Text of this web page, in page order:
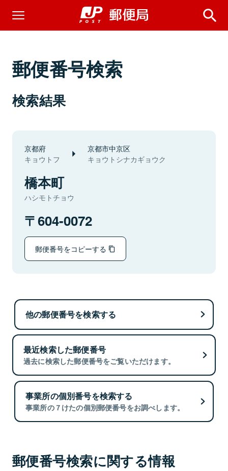
郵便番号検索
検索結果
京都府
キョウトフ
京都市中京区
キョウトシナカギョウク
橋本町
ハシモトチョウ
604-0072
郵便番号をコピーする
他の郵便番号を検索する
最近検索した郵便番号
過去に検索した郵便番号をご覧いただけます。
事業所の個別番号を検索する
事業所の７けたの個別郵便番号をお調べします。
郵便番号検索に関する情報